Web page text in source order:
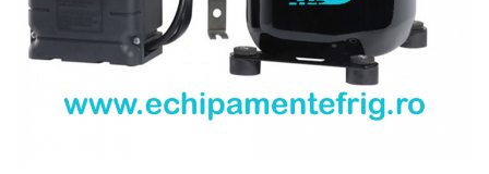
Ventilatoare WEIGUANG
Ventilatoare turbina